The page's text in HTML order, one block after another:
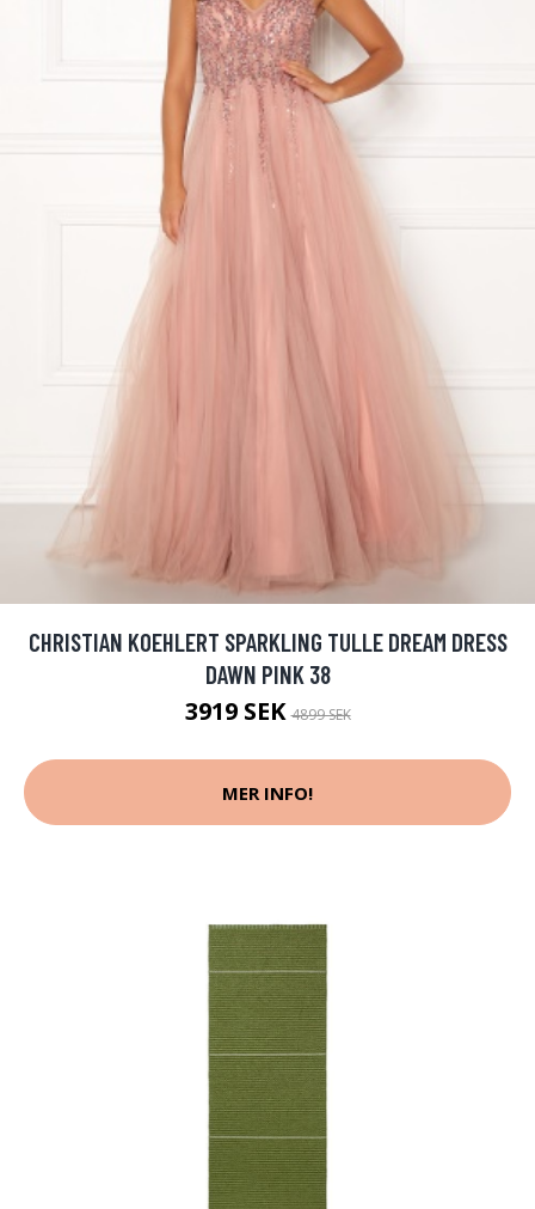
CHRISTIAN KOEHLERT SPARKLING TULLE DREAM DRESS
DAWN PINK 38
3919 SEK4899 SEK
MER INFO!